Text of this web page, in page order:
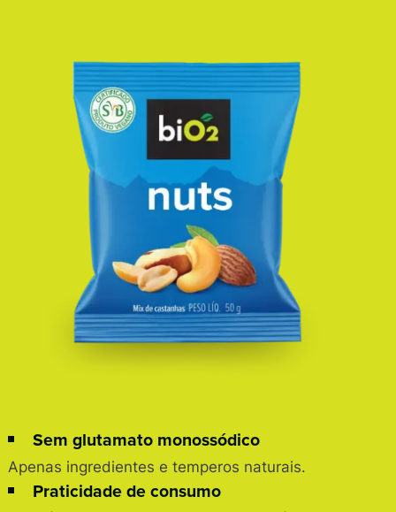
Sem glutamato monossódico
Apenas ingredientes e temperos naturais.
Praticidade de consumo